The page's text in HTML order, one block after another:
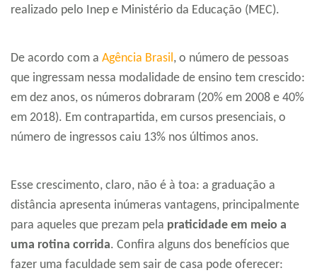
realizado pelo Inep e Ministério da Educação (MEC).
De acordo com a Agência Brasil, o número de pessoas
que ingressam nessa modalidade de ensino tem crescido:
em dez anos, os números dobraram (20% em 2008 e 40%
em 2018). Em contrapartida, em cursos presenciais, o
número de ingressos caiu 13% nos últimos anos.
Esse crescimento, claro, não é à toa: a graduação a
distância apresenta inúmeras vantagens, principalmente
para aqueles que prezam pela praticidade em meio a
uma rotina corrida. Confira alguns dos benefícios que
fazer uma faculdade sem sair de casa pode oferecer: